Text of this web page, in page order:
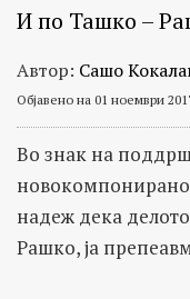
И по Ташко –
Автор: Сашо
Објавено на 01 ноември
Во знак на
надеж дека
Рашко, ја